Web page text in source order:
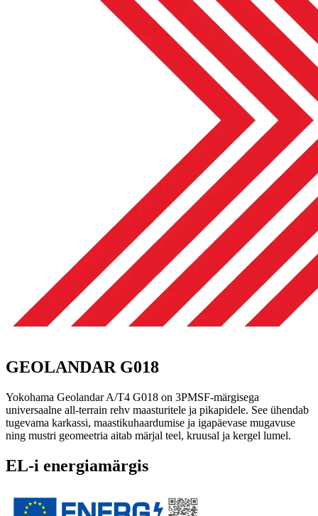
GEOLANDAR G018
Yokohama Geolandar A/T4 G018 on 3PMSF-märgisega
universaalne all-terrain rehv maasturitele ja pikapidele. See ühendab
tugevama karkassi, maastikuhaardumise ja igapäevase mugavuse
ning mustri geomeetria aitab märjal teel, kruusal ja kergel lumel.
EL-i energiamärgis